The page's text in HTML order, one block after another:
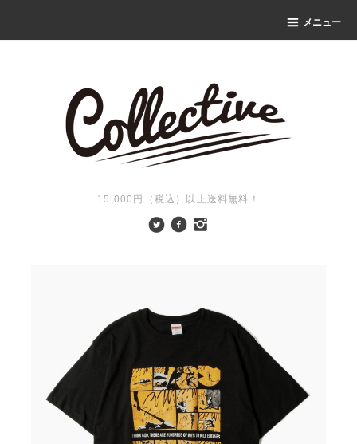
メニュー
15,000円（税込）以上送料無料！